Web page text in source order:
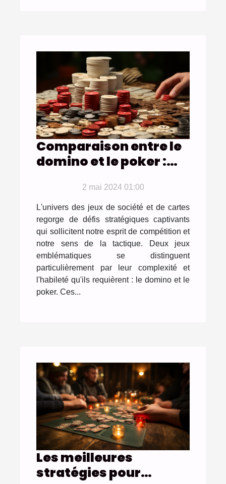
Comparaison entre le
domino et le poker :
de stratégie ?
2 mai 2024 01:00
L'univers des jeux de société et de cartes
regorge de défis stratégiques captivants
qui sollicitent notre esprit de compétition et
notre sens de la tactique. Deux jeux
emblématiques se distinguent
particulièrement par leur complexité et
l'habileté qu'ils requièrent : le domino et le
poker. Ces...
Les meilleures
stratégies pour